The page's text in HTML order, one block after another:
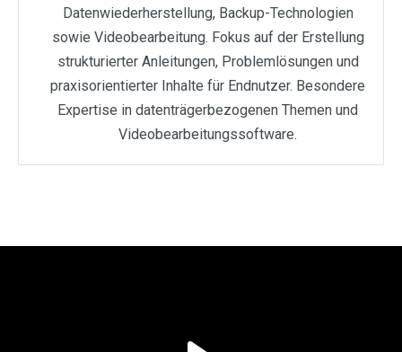
Datenwiederherstellung, Backup-Technologien
sowie Videobearbeitung. Fokus auf der Erstellung
strukturierter Anleitungen, Problemlösungen und
praxisorientierter Inhalte für Endnutzer. Besondere
Expertise in datenträgerbezogenen Themen und
Videobearbeitungssoftware.